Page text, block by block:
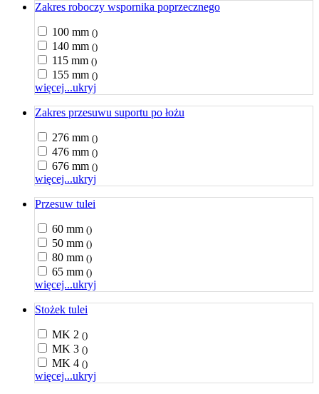
Zakres roboczy wspornika poprzecznego
100 mm ()
140 mm ()
115 mm ()
155 mm ()
więcej...ukryj
Zakres przesuwu suportu po łożu
276 mm ()
476 mm ()
676 mm ()
więcej...ukryj
Przesuw tulei
60 mm ()
50 mm ()
80 mm ()
65 mm ()
więcej...ukryj
Stożek tulei
MK 2 ()
MK 3 ()
MK 4 ()
więcej...ukryj